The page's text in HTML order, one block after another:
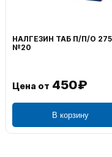
ВОЛЬТАРЕН ЭМУЛЬГЕЛЬ
НАРУЖ 2% 100Г
Цена от 1 195₽
В корзину